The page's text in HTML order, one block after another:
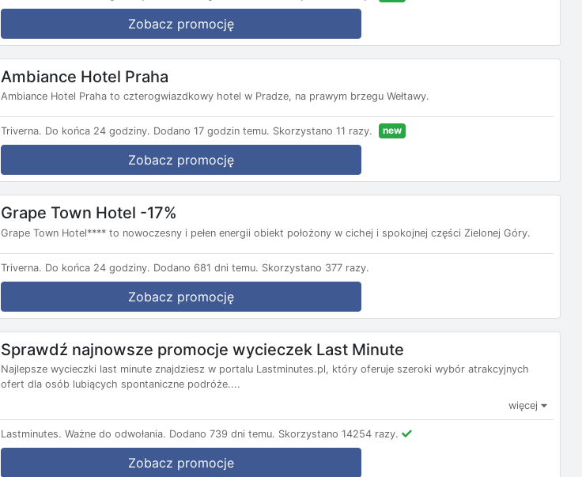
Zobacz promocję
Ambiance Hotel Praha
Ambiance Hotel Praha to czterogwiazdkowy hotel w Pradze, na prawym brzegu Wełtawy.
Triverna. Do końca 24 godziny. Dodano 17 godzin temu. Skorzystano 11 razy. new
Zobacz promocję
Grape Town Hotel -17%
Grape Town Hotel**** to nowoczesny i pełen energii obiekt położony w cichej i spokojnej części Zielonej Góry.
Triverna. Do końca 24 godziny. Dodano 681 dni temu. Skorzystano 377 razy.
Zobacz promocję
Sprawdź najnowsze promocje wycieczek Last Minute
Najlepsze wycieczki last minute znajdziesz w portalu Lastminutes.pl, który oferuje szeroki wybór atrakcyjnych
ofert dla osób lubiących spontaniczne podróże....
więcej
Lastminutes. Ważne do odwołania. Dodano 739 dni temu. Skorzystano 14254 razy.
Zobacz promocje